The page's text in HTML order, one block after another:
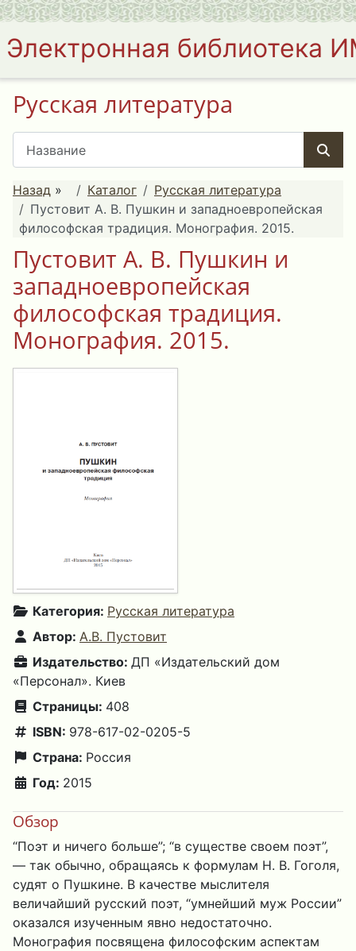
Электронная библиотека
Русская литература
Назад » Каталог
Русская литература
Пустовит А. В. Пушкин и западноевропейская
философская традиция. Монография. 2015.
Пустовит А. В. Пушкин и
западноевропейская
философская традиция.
Монография. 2015.
Категория: Русская литература
Автор: А.В. Пустовит
Издательство: ДП «Издательский дом
«Персонал». Киев
Страницы: 408
ISBN: 978-617-02-0205-5
Страна: Россия
Год: 2015
Обзор
“Поэт и ничего больше”; “в существе своем поэт”,
— так обычно, обращаясь к формулам Н. В. Гоголя,
судят о Пушкине. В качестве мыслителя
величайший русский поэт, “умнейший муж России”
оказался изученным явно недостаточно.
Монография посвящена философским аспектам